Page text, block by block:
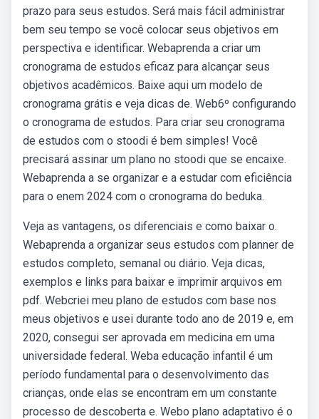
prazo para seus estudos. Será mais fácil administrar
bem seu tempo se você colocar seus objetivos em
perspectiva e identificar. Webaprenda a criar um
cronograma de estudos eficaz para alcançar seus
objetivos acadêmicos. Baixe aqui um modelo de
cronograma grátis e veja dicas de. Web6º configurando
o cronograma de estudos. Para criar seu cronograma
de estudos com o stoodi é bem simples! Você
precisará assinar um plano no stoodi que se encaixe.
Webaprenda a se organizar e a estudar com eficiência
para o enem 2024 com o cronograma do beduka.
Veja as vantagens, os diferenciais e como baixar o.
Webaprenda a organizar seus estudos com planner de
estudos completo, semanal ou diário. Veja dicas,
exemplos e links para baixar e imprimir arquivos em
pdf. Webcriei meu plano de estudos com base nos
meus objetivos e usei durante todo ano de 2019 e, em
2020, consegui ser aprovada em medicina em uma
universidade federal. Weba educação infantil é um
período fundamental para o desenvolvimento das
crianças, onde elas se encontram em um constante
processo de descoberta e. Webo plano adaptativo é o